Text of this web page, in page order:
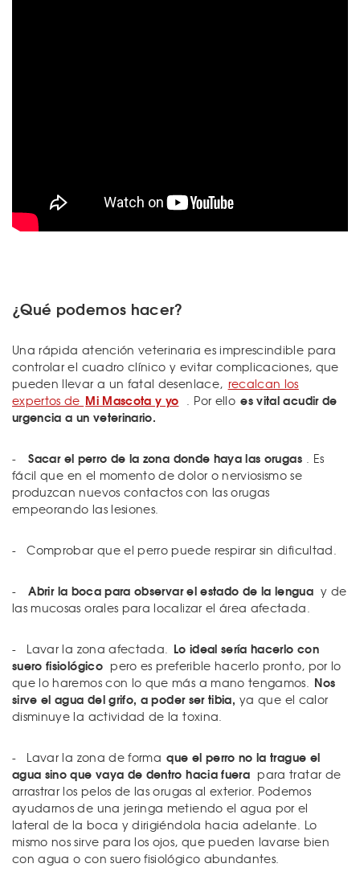
¿Qué podemos hacer?
Una rápida atención veterinaria es imprescindible para
controlar el cuadro clínico y evitar complicaciones, que
pueden llevar a un fatal desenlace, recalcan los
expertos de Mi Mascota y yo . Por ello es vital acudir de
urgencia a un veterinario.
- Sacar el perro de la zona donde haya las orugas
. Es
fácil que en el momento de dolor o nerviosismo se
produzcan nuevos contactos con las orugas
empeorando las lesiones.
- Comprobar que el perro puede respirar sin dificultad.
- Abrir la boca para observar el estado de la lengua y de
las mucosas orales para localizar el área afectada.
- Lavar la zona afectada.
Lo ideal sería hacerlo con
suero fisiológico pero es preferible hacerlo pronto, por lo
que lo haremos con lo que más a mano tengamos. Nos
sirve el agua del grifo, a poder ser tibia, ya que el calor
disminuye la actividad de la toxina.
- Lavar la zona de forma que el perro no la trague el
agua sino que vaya de dentro hacia fuera para tratar de
arrastrar los pelos de las orugas al exterior. Podemos
ayudarnos de una jeringa metiendo el agua por el
lateral de la boca y dirigiéndola hacia adelante. Lo
mismo nos sirve para los ojos, que pueden lavarse bien
con agua o con suero fisiológico abundantes.